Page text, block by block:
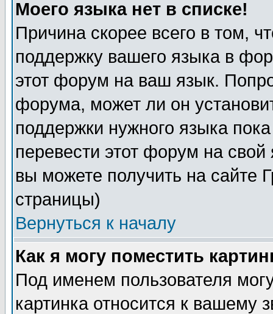
Моего языка нет в списке!
Причина скорее всего в том,
поддержку вашего языка в
этот форум на ваш язык.
форума, может ли он
поддержки нужного языка
перевести этот форум на
вы можете получить на сайте
страницы)
Вернуться к началу
Как я могу поместить
Под именем пользователя
картинка относится к вашему